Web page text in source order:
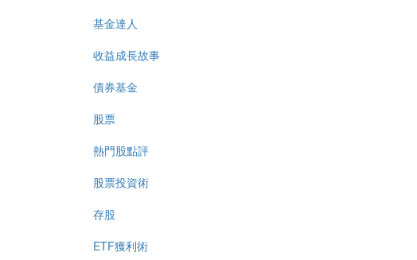
基金達人
收益成長故事
債券基金
股票
熱門股點評
股票投資術
存股
ETF獲利術